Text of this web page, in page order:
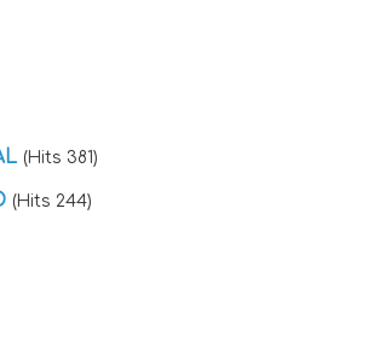
(Hits 381)
(Hits 244)